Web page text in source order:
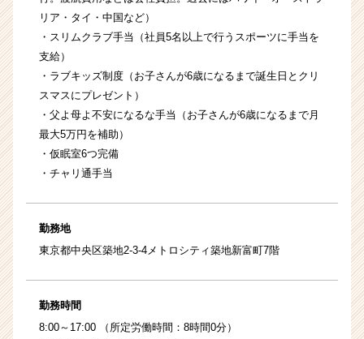
リア・タイ・中国など）
・スリムクラブ手当（社員5名以上で行うスポーツに手当を
支給）
・ラブキッズ制度（お子さんが6歳になるまで誕生日とクリ
スマスにプレゼント）
・父よ母よ不安になるな手当（お子さんが6歳になるまで月
最大5万円を補助）
・仮眠室6つ完備
・チャリ通手当
勤務地
東京都中央区築地2-3-4メトロシティ築地新富町7階
勤務時間
8:00～17:00 （所定労働時間：8時間0分）